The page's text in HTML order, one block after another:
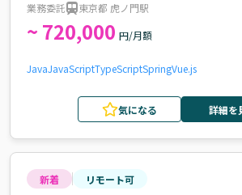
業務委託 東京都 虎ノ門駅
~ 720,000 円/月額
JavaJavaScriptTypeScriptSpringVue.js
気になる 詳細を
新着 リモート可